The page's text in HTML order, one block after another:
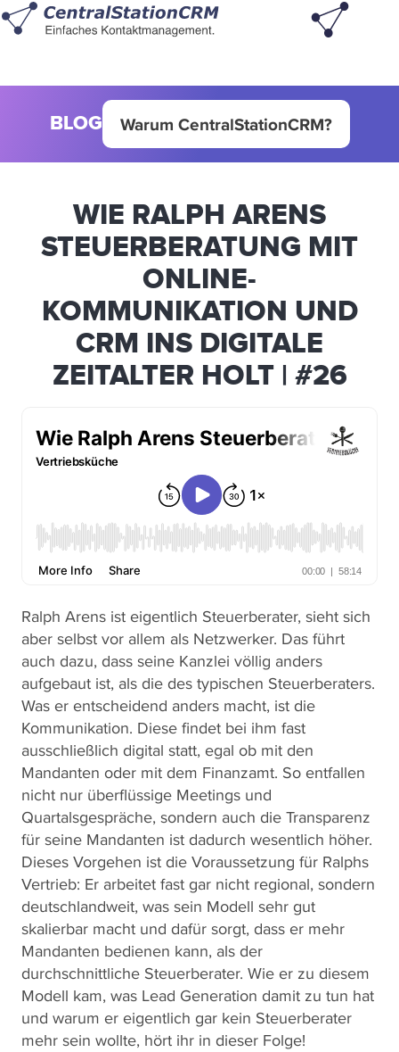
BLOG Warum CentralStationCRM?
WIE RALPH ARENS
STEUERBERATUNG MIT
ONLINE-
KOMMUNIKATION UND
CRM INS DIGITALE
ZEITALTER HOLT | #26
Ralph Arens ist eigentlich Steuerberater, sieht sich
aber selbst vor allem als Netzwerker. Das führt
auch dazu, dass seine Kanzlei völlig anders
aufgebaut ist, als die des typischen Steuerberaters.
Was er entscheidend anders macht, ist die
Kommunikation. Diese findet bei ihm fast
ausschließlich digital statt, egal ob mit den
Mandanten oder mit dem Finanzamt. So entfallen
nicht nur überflüssige Meetings und
Quartalsgespräche, sondern auch die Transparenz
für seine Mandanten ist dadurch wesentlich höher.
Dieses Vorgehen ist die Voraussetzung für Ralphs
Vertrieb: Er arbeitet fast gar nicht regional, sondern
deutschlandweit, was sein Modell sehr gut
skalierbar macht und dafür sorgt, dass er mehr
Mandanten bedienen kann, als der
durchschnittliche Steuerberater. Wie er zu diesem
Modell kam, was Lead Generation damit zu tun hat
und warum er eigentlich gar kein Steuerberater
mehr sein wollte, hört ihr in dieser Folge!